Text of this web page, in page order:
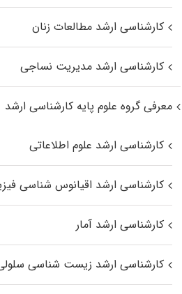
کارشناسی ارشد مطالعات زنان
کارشناسی ارشد مدیریت نساجی
معرفی گروه علوم پایه کارشناسی ارشد
کارشناسی ارشد علوم اطلاعاتی
کارشناسی ارشد اقیانوس‌ شناسی
کارشناسی ارشد آمار
کارشناسی ارشد زیست شناسی